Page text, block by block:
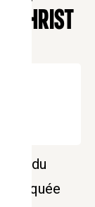
CHRIST
du